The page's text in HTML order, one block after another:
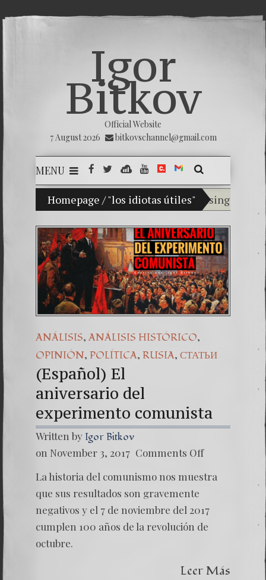
Igor
Bitkov
Official Website
7 August 2026
bitkovschannel@gmail.com
MENU
Homepage /"los idiotas útiles"
My son Vladimir Bitkov, a promising
Breaking
(Español)
Criminality
(Español)
7. Our
ANÁLISIS, ANÁLISIS HISTÓRICO,
OPINIÓN, POLÍTICA, RUSIA, СТАТЬИ
(Español) El
aniversario del
experimento comunista
Written by Igor Bitkov
on November 3, 2017 Comments Off
La historia del comunismo nos muestra
que sus resultados son gravemente
negativos y el 7 de noviembre del 2017
cumplen 100 años de la revolución de
octubre.
Leer Más